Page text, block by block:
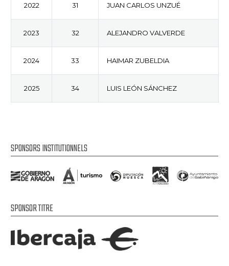
2022 31 JUAN CARLOS UNZUÉ
2023 32 ALEJANDRO VALVERDE
2024 33 HAIMAR ZUBELDIA
2025 34 LUIS LEÓN SÁNCHEZ
SPONSORS INSTITUTIONNELS
SPONSOR TITRE